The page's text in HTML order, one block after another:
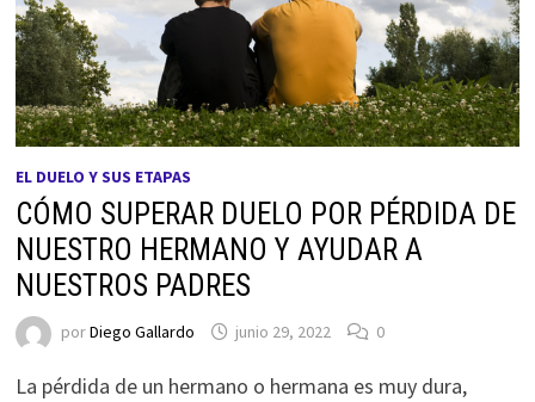
EL DUELO Y SUS ETAPAS
CÓMO SUPERAR DUELO POR PÉRDIDA DE
NUESTRO HERMANO Y AYUDAR A
NUESTROS PADRES
porDiego Gallardo junio 29, 2022 0
La pérdida de un hermano o hermana es muy dura,